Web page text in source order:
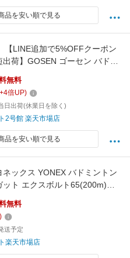
品を安い順で見る
【LINE追加で5%OFFクーポン
荷】GOSEN ゴーセン バドミ
グ ガット 200m ライゾニック
ール 高品質 コスパ 定番 C-9
無料
4倍UP)
日出荷(休業日を除く)
2号館 楽天市場店
品を安い順で見る
ネックス YONEX バドミントン
ト エクスボルト65(200m)
ントン
無料
送予定
楽天市場店